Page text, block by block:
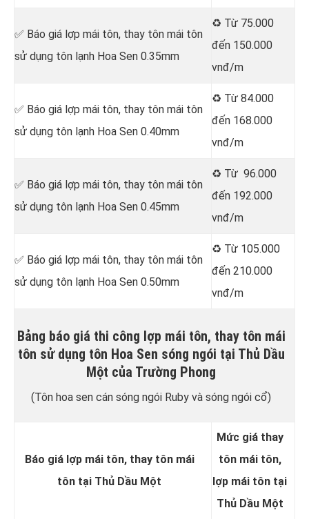
✅ Báo giá lợp mái tôn, thay tôn mái tôn
sử dụng tôn lạnh Hoa Sen 0.35mm
♻️ Từ 75.000
đến 150.000
vnđ/m
✅ Báo giá lợp mái tôn, thay tôn mái tôn
sử dụng tôn lạnh Hoa Sen 0.40mm
♻️ Từ 84.000
đến 168.000
vnđ/m
✅ Báo giá lợp mái tôn, thay tôn mái tôn
sử dụng tôn lạnh Hoa Sen 0.45mm
♻️ Từ 96.000
đến 192.000
vnđ/m
✅ Báo giá lợp mái tôn, thay tôn mái tôn
sử dụng tôn lạnh Hoa Sen 0.50mm
♻️ Từ 105.000
đến 210.000
vnđ/m
Bảng báo giá thi công lợp mái tôn, thay tôn mái
tôn sử dụng tôn Hoa Sen sóng ngói tại Thủ Dầu
Một của Trường Phong
(Tôn hoa sen cán sóng ngói Ruby và sóng ngói cổ)
Báo giá lợp mái tôn, thay tôn mái
tôn tại Thủ Dầu Một
Mức giá thay
tôn mái tôn,
lợp mái tôn tại
Thủ Dầu Một